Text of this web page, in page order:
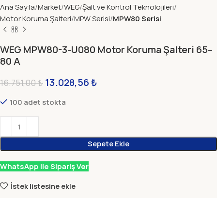
Ana Sayfa Market WEG Şalt ve Kontrol Teknolojileri
Motor Koruma Şalteri MPW Serisi MPW80 Serisi
WEG MPW80-3-U080 Motor Koruma Şalteri 65–
80 A
16.751,00₺ 13.028,56₺
100 adet stokta
Sepete Ekle
WhatsApp ile Sipariş Ver
İstek listesine ekle